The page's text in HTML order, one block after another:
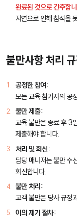
완료된 것으로 간주합
지연으로 인해 참석을
불만사항 처리
공정한 참여:
모든 교육 참가자의 공
불만 제출:
교육 불만은 종료 후 3
제출해야 합니다.
처리 및 회신:
담당 매니저는 불만
회신합니다.
불만 처리:
고객 불만은 당사 규정
이의 제기 절차: